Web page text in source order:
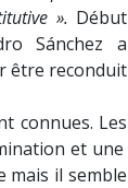
». Début
Sánchez a
être reconduit
connues. Les
et une
mais il semble